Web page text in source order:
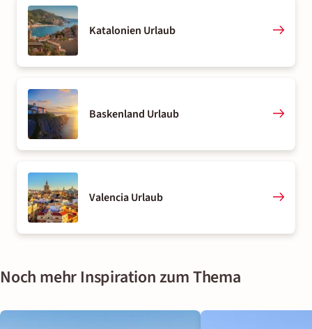
Katalonien Urlaub
Baskenland Urlaub
Valencia Urlaub
Noch mehr Inspiration zum Thema